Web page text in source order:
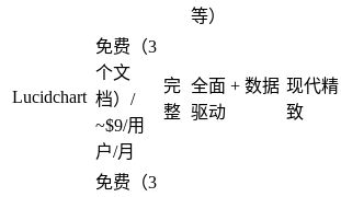
等）
Lucidchart
免费（3
个文
档）/
~$9/用
户/月
完
整
全面 + 数据
驱动
现代精
致
免费（3